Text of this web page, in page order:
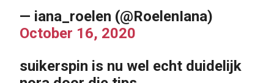
— iana_roelen (@RoelenIana)
October 16, 2020
suikerspin is nu wel echt duidelijk